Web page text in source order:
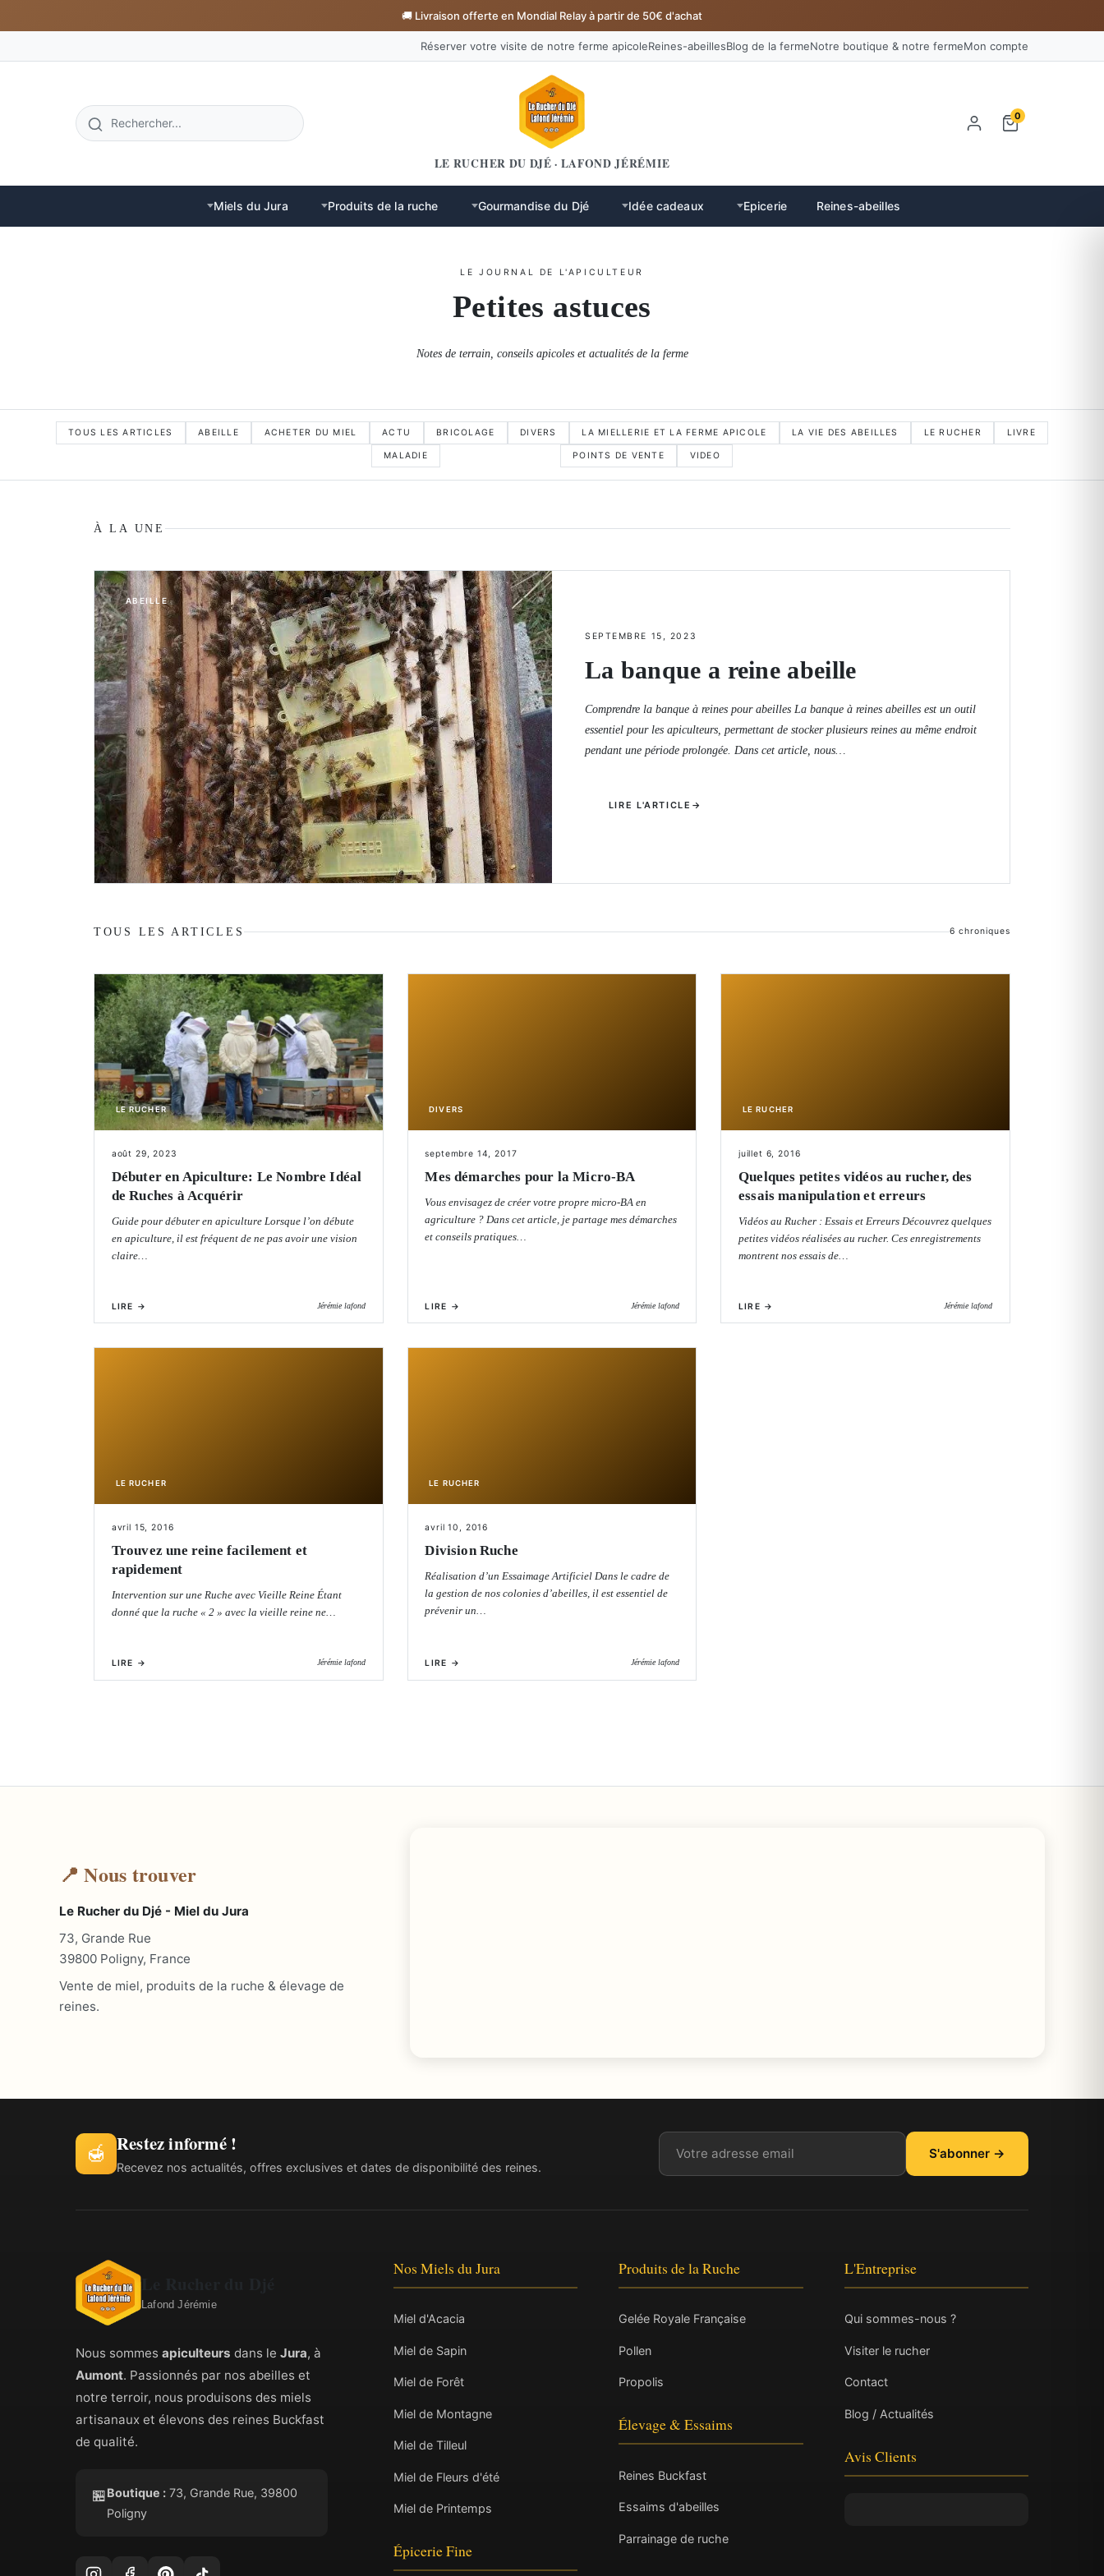
🚚 Livraison offerte en Mondial Relay à partir de 50€ d'achat
Réserver votre visite de notre ferme apicoleReines-abeillesBlog de la fermeNotre boutique & notre fermeMon compte
LE RUCHER DU DJÉ · LAFOND JÉRÉMIE
0
Miels du Jura Produits de la ruche Gourmandise du Djé Idée cadeaux Epicerie Reines-abeilles
LE JOURNAL DE L'APICULTEUR
Petites astuces
Notes de terrain, conseils apicoles et actualités de la ferme
TOUS LES ARTICLES ABEILLE ACHETER DU MIEL ACTU BRICOLAGE DIVERS LA MIELLERIE ET LA FERME APICOLE LA VIE DES ABEILLES LE RUCHER LIVRE
MALADIE POINTS DE VENTE VIDEO
À LA UNE
ABEILLE
SEPTEMBRE 15, 2023
La banque a reine abeille
Comprendre la banque à reines pour abeilles La banque à reines abeilles est un outil
essentiel pour les apiculteurs, permettant de stocker plusieurs reines au même endroit
pendant une période prolongée. Dans cet article, nous…
LIRE L'ARTICLE →
TOUS LES ARTICLES 6 chroniques
LE RUCHER
août 29, 2023
Débuter en Apiculture: Le Nombre Idéal
de Ruches à Acquérir
Guide pour débuter en apiculture Lorsque l’on débute
en apiculture, il est fréquent de ne pas avoir une vision
claire…
LIRE → Jérémie lafond
DIVERS
septembre 14, 2017
Mes démarches pour la Micro-BA
Vous envisagez de créer votre propre micro-BA en
agriculture ? Dans cet article, je partage mes démarches
et conseils pratiques…
LIRE → Jérémie lafond
LE RUCHER
juillet 6, 2016
Quelques petites vidéos au rucher, des
essais manipulation et erreurs
Vidéos au Rucher : Essais et Erreurs Découvrez quelques
petites vidéos réalisées au rucher. Ces enregistrements
montrent nos essais de…
LIRE → Jérémie lafond
LE RUCHER
avril 15, 2016
Trouvez une reine facilement et
rapidement
Intervention sur une Ruche avec Vieille Reine Étant
donné que la ruche « 2 » avec la vieille reine ne…
LIRE → Jérémie lafond
LE RUCHER
avril 10, 2016
Division Ruche
Réalisation d’un Essaimage Artificiel Dans le cadre de
la gestion de nos colonies d’abeilles, il est essentiel de
prévenir un…
LIRE → Jérémie lafond
📍 Nous trouver
Le Rucher du Djé - Miel du Jura
73, Grande Rue
39800 Poligny, France
Vente de miel, produits de la ruche & élevage de
reines.
🍯 Restez informé !
Recevez nos actualités, offres exclusives et dates de disponibilité des reines.
Adresse email
S'abonner →
Lafond Jérémie
Nous sommes apiculteurs dans le Jura, à
Aumont. Passionnés par nos abeilles et
notre terroir, nous produisons des miels
artisanaux et élevons des reines Buckfast
de qualité.
🏪Boutique : 73, Grande Rue, 39800
Poligny
Nos Miels du Jura
Miel d'Acacia
Miel de Sapin
Miel de Forêt
Miel de Montagne
Miel de Tilleul
Miel de Fleurs d'été
Miel de Printemps
Épicerie Fine
Produits de la Ruche
Gelée Royale Française
Pollen
Propolis
Élevage & Essaims
Reines Buckfast
Essaims d'abeilles
Parrainage de ruche
L'Entreprise
Qui sommes-nous ?
Visiter le rucher
Contact
Blog / Actualités
Avis Clients